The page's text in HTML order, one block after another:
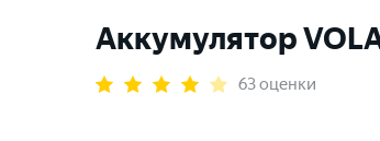
Аккумулятор
63 оценки